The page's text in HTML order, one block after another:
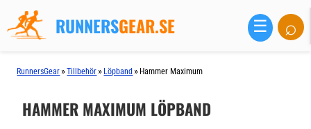
RUNNERSGEAR.SE ☰ ⌕
RunnersGear »Tillbehör » Löpband » Hammer Maximum
HAMMER MAXIMUM LÖPBAND